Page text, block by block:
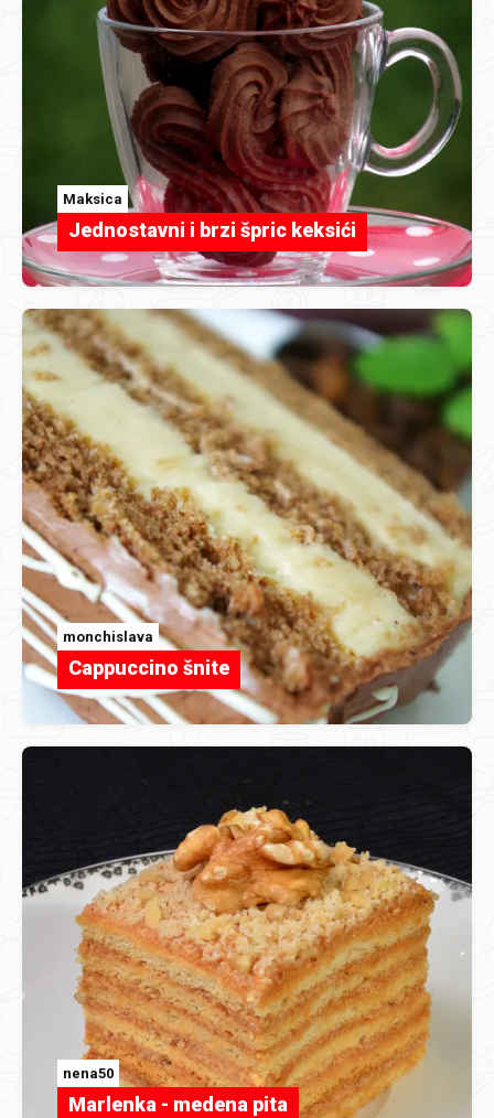
Maksica
Jednostavni i brzi špric keksići
monchislava
Cappuccino šnite
nena50
Marlenka - medena pita